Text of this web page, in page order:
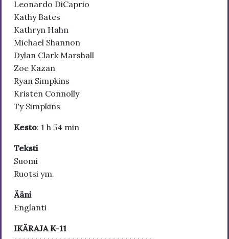
Leonardo DiCaprio
Kathy Bates
Kathryn Hahn
Michael Shannon
Dylan Clark Marshall
Zoe Kazan
Ryan Simpkins
Kristen Connolly
Ty Simpkins
Kesto: 1 h 54 min
Teksti
Suomi
Ruotsi ym.
Ääni
Englanti
IKÄRAJA K-11